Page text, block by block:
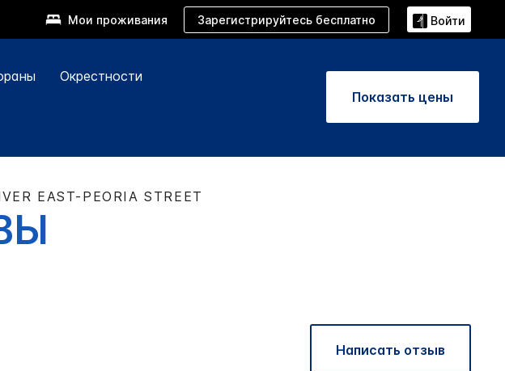
Мои проживания Зарегистрируйтесь бесплатно Войти
Окрестности
Показать цены
EAST-PEORIA STREET
Написать отзыв